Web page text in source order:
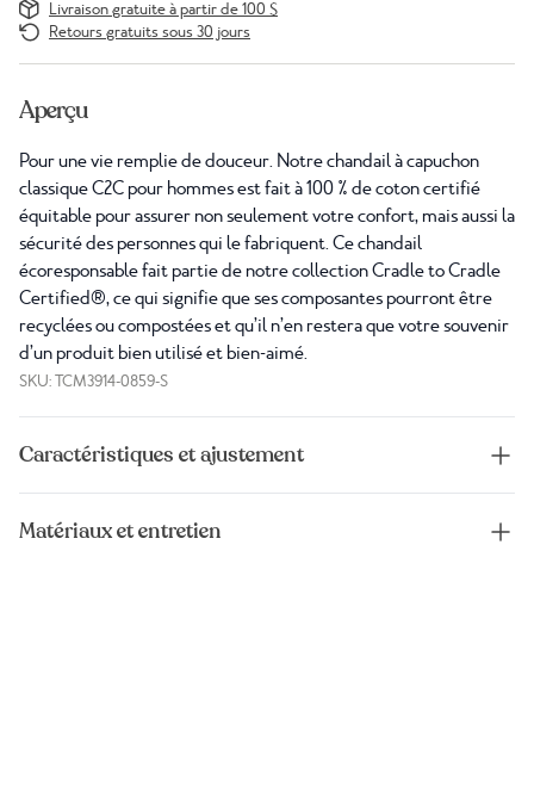
Livraison gratuite à partir de 100 $
Retours gratuits sous 30 jours
Aperçu
Pour une vie remplie de douceur. Notre chandail à capuchon
classique C2C pour hommes est fait à 100 % de coton certifié
équitable pour assurer non seulement votre confort, mais aussi la
sécurité des personnes qui le fabriquent. Ce chandail
écoresponsable fait partie de notre collection Cradle to Cradle
Certified®, ce qui signifie que ses composantes pourront être
recyclées ou compostées et qu’il n’en restera que votre souvenir
d’un produit bien utilisé et bien-aimé.
SKU: TCM3914-0859-S
Caractéristiques et ajustement
Matériaux et entretien